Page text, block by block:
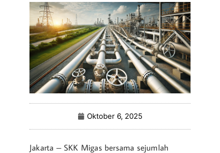
Oktober 6, 2025
Jakarta – SKK Migas bersama sejumlah